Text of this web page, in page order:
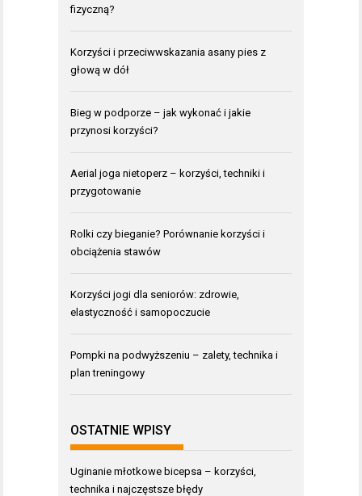
fizyczną?
Korzyści i przeciwwskazania asany pies z
głową w dół
Bieg w podporze – jak wykonać i jakie
przynosi korzyści?
Aerial joga nietoperz – korzyści, techniki i
przygotowanie
Rolki czy bieganie? Porównanie korzyści i
obciążenia stawów
Korzyści jogi dla seniorów: zdrowie,
elastyczność i samopoczucie
Pompki na podwyższeniu – zalety, technika i
plan treningowy
OSTATNIE WPISY
Uginanie młotkowe bicepsa – korzyści,
technika i najczęstsze błędy